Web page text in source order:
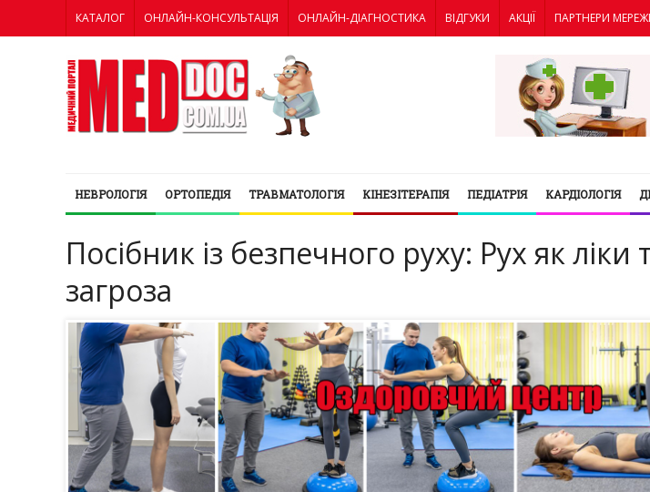
КАТАЛОГ ОНЛАЙН-КОНСУЛЬТАЦІЯ ОНЛАЙН-ДІАГНОСТИКА ВІДГУКИ АКЦІЇ ПАРТНЕРИ МЕРЕЖІ
НЕВРОЛОГІЯ ОРТОПЕДІЯ ТРАВМАТОЛОГІЯ КІНЕЗІТЕРАПІЯ ПЕДІАТРІЯ КАРДІОЛОГІЯ
Посібник із безпечного руху: Рух як ліки
загроза